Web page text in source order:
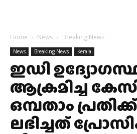
Home News Breaking News
News Breaking News Kerala
ഇഡി
ആക്രമിച്ച
ഒമ്പതാം
ലഭിച്ചത്